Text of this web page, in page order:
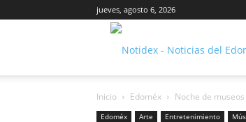
jueves, agosto 6, 2026
Inicio Edoméx Noche de
Edoméx Arte Entretenimiento